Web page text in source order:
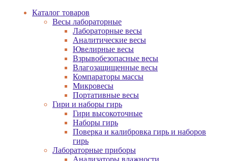
Каталог товаров
Весы лабораторные
Лабораторные весы
Аналитические весы
Ювелирные весы
Взрывобезопасные весы
Влагозащищенные весы
Компараторы массы
Микровесы
Портативные весы
Гири и наборы гирь
Гири высокоточные
Наборы гирь
Поверка и калибровка гирь и наборов
гирь
Лабораторные приборы
Анализаторы влажности